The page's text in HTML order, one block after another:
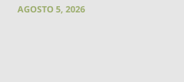
AGOSTO 5, 2026